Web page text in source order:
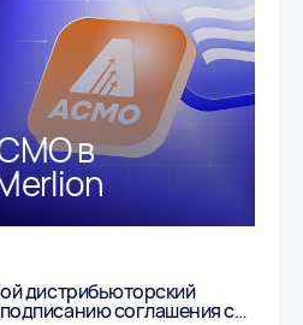
в
дистрибьюторский
соглашения с